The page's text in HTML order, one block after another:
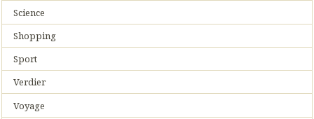
Science
Shopping
Sport
Verdier
Voyage